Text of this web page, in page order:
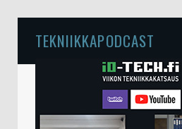
TEKNIIKKAPODCAST